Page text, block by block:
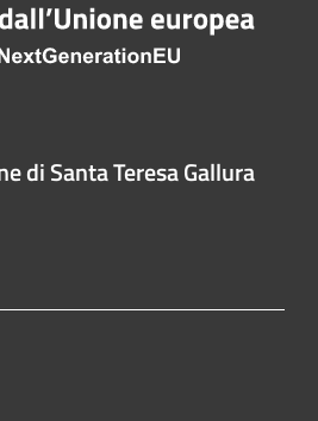
di Santa Teresa Gallura